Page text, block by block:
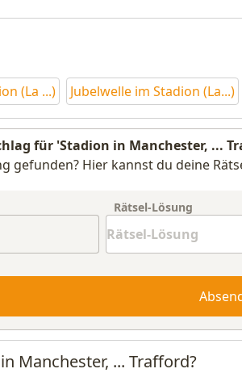
(La ...) Jubelwelle im Stadion (La...)
für 'Stadion in Manchester, ...
gefunden? Hier kannst du deine
Rätsel-Lösung
Manchester, ... Trafford?